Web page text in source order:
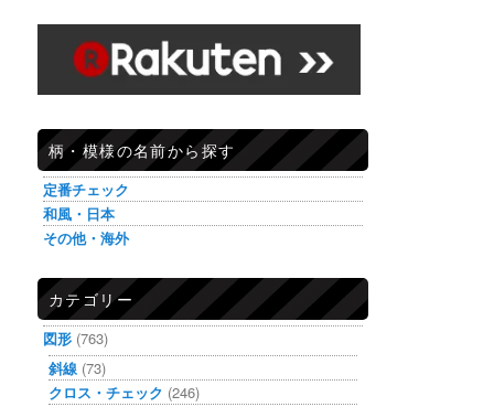
柄・模様の名前から探す
定番チェック
和風・日本
その他・海外
カテゴリー
図形 (763)
斜線 (73)
クロス・チェック (246)